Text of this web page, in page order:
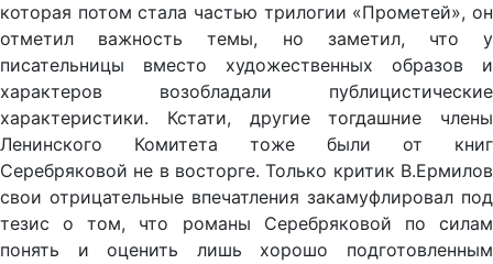
которая потом стала частью трилогии «Прометей», он
отметил важность темы, но заметил, что у
писательницы вместо художественных образов и
характеров возобладали публицистические
характеристики. Кстати, другие тогдашние члены
Ленинского Комитета тоже были от книг
Серебряковой не в восторге. Только критик В.Ермилов
свои отрицательные впечатления закамуфлировал под
тезис о том, что романы Серебряковой по силам
понять и оценить лишь хорошо подготовленным